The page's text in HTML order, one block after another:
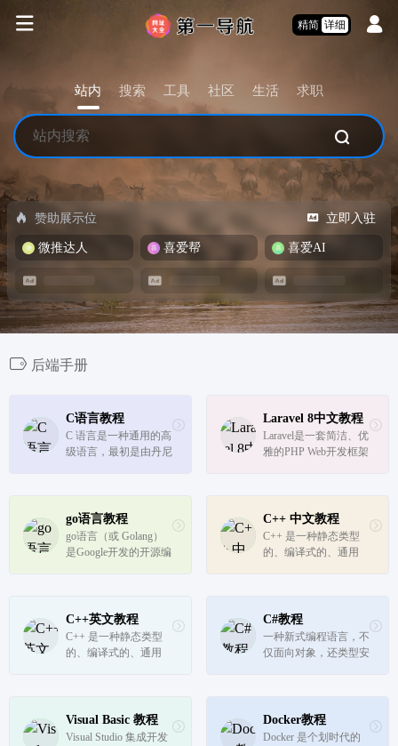
精简 详细
站内 搜索 工具 社区 生活 求职
赞助展示位 立即入驻
微推达人 喜爱帮 喜爱AI
后端手册
C语言教程
C 语言是一种通用的高
级语言，最初是由丹尼
始是于 1972 年在 DEC
PDP-11 计算机上被首
次实现。
Laravel 8中文教程
Laravel是一套简洁、优
雅的PHP Web开发框架
go语言教程
go语言（或 Golang）
是Google开发的开源编
源，2012年发布go稳定
版。Go语言在多核并
发上拥有原生的设计优
C++ 中文教程
C++ 是一种静态类型
的、编译式的、通用
编程和泛型编程。
C++英文教程
C++ 是一种静态类型
的、编译式的、通用
编程和泛型编程。
C#教程
一种新式编程语言，不
仅面向对象，还类型安
Visual Basic 教程
Visual Studio 集成开发
Docker教程
Docker 是个划时代的